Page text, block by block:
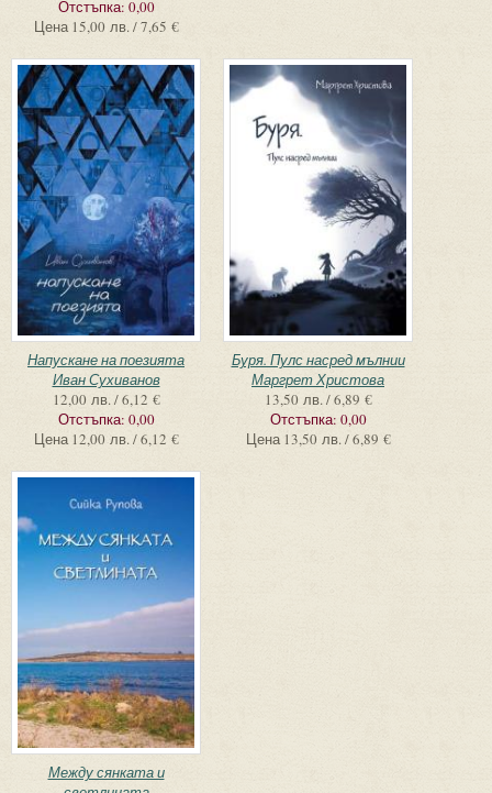
Отстъпка: 0,00
Цена 15,00 лв. / 7,65 €
Напускане на поезията
Иван Сухиванов
12,00 лв. / 6,12 €
Отстъпка: 0,00
Цена 12,00 лв. / 6,12 €
Буря. Пулс насред мълнии
Маргрет Христова
13,50 лв. / 6,89 €
Отстъпка: 0,00
Цена 13,50 лв. / 6,89 €
Между сянката и